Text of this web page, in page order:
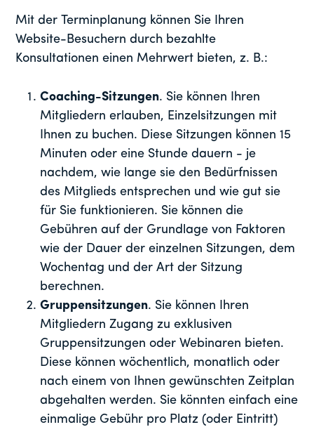
Mit der Terminplanung können Sie Ihren
Website-Besuchern durch bezahlte
Konsultationen einen Mehrwert bieten, z. B.:
Coaching-Sitzungen. Sie können Ihren
Mitgliedern erlauben, Einzelsitzungen mit
Ihnen zu buchen. Diese Sitzungen können 15
Minuten oder eine Stunde dauern - je
nachdem, wie lange sie den Bedürfnissen
des Mitglieds entsprechen und wie gut sie
für Sie funktionieren. Sie können die
Gebühren auf der Grundlage von Faktoren
wie der Dauer der einzelnen Sitzungen, dem
Wochentag und der Art der Sitzung
berechnen.
Gruppensitzungen. Sie können Ihren
Mitgliedern Zugang zu exklusiven
Gruppensitzungen oder Webinaren bieten.
Diese können wöchentlich, monatlich oder
nach einem von Ihnen gewünschten Zeitplan
abgehalten werden. Sie könnten einfach eine
einmalige Gebühr pro Platz (oder Eintritt)